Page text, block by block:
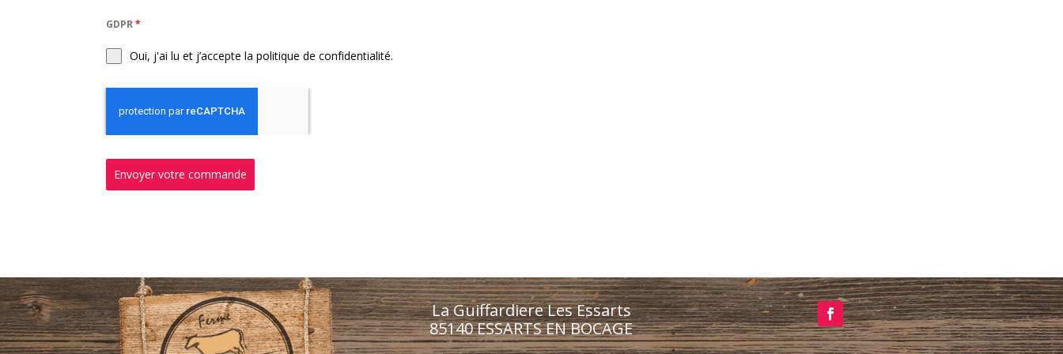
GDPR*
Oui, j'ai lu et j’accepte la politique de confidentialité.
Envoyer votre commande
La Guiffardiere Les Essarts
85140 ESSARTS EN BOCAGE